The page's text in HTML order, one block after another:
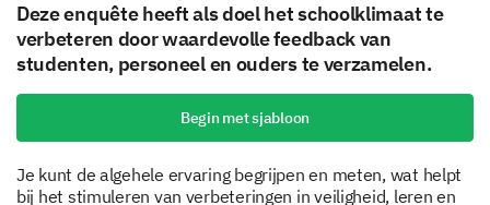
Deze enquête heeft als doel het schoolklimaat te
verbeteren door waardevolle feedback van
studenten, personeel en ouders te verzamelen.
Begin met sjabloon
Je kunt de algehele ervaring begrijpen en meten, wat helpt
bij het stimuleren van verbeteringen in veiligheid, leren en